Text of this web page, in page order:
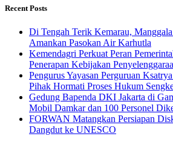
Recent Posts
​Di Tengah Terik Kemarau,
Amankan Pasokan Air Karhutla
Kemendagri Perkuat Peran
Penerapan Kebijakan
Pengurus Yayasan Perguruan
Pihak Hormati Proses Hukum
Gedung Bapenda DKI Jakarta di
Mobil Damkar dan 100 Personel
FORWAN Matangkan Persiapan
Dangdut ke UNESCO